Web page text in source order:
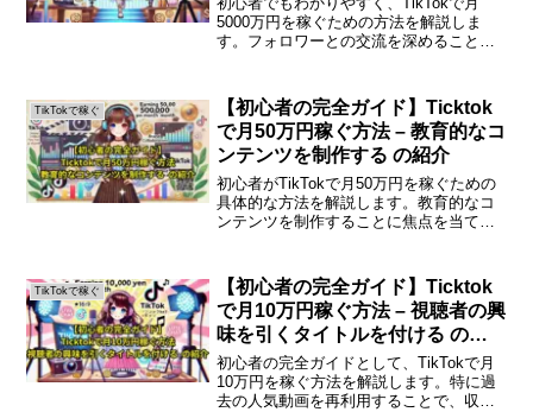
5000万円を稼ぐための方法を解説しま
す。フォロワーとの交流を深めることが
ーとの交流を深める重要性TikTokで成功
するためには...
TikTokで稼ぐ
【初心者の完全ガイド】Ticktok
で月50万円稼ぐ方法 – 教育的なコ
ンテンツを制作する の紹介
初心者がTikTokで月50万円を稼ぐための
具体的な方法を解説します。教育的なコ
ンテンツを制作することに焦点を当て、
多くの人々に情報を伝えるプラットフォ
ームです。...
TikTokで稼ぐ
【初心者の完全ガイド】Ticktok
で月10万円稼ぐ方法 – 視聴者の興
味を引くタイトルを付ける の紹
介
初心者の完全ガイドとして、TikTokで月
10万円を稼ぐ方法を解説します。特に過
去の人気動画を再利用することで、収益